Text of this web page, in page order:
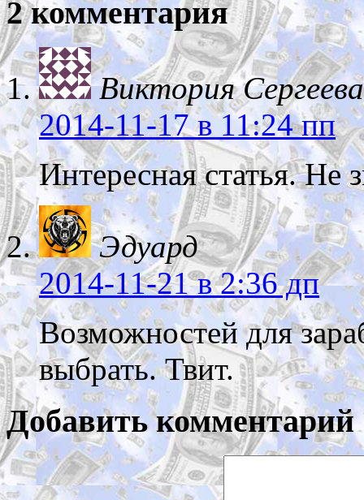
2 комментария
Виктория Сергеева
2014-11-17в 11:24 пп
Интересная статья. Не
Эдуард
2014-11-21в 2:36 дп
Возможностей для
выбрать. Твит.
Добавить комментарий